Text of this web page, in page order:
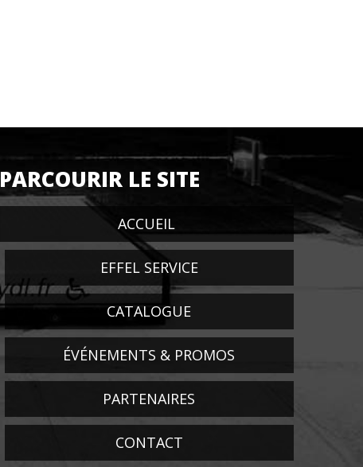
PARCOURIR LE SITE
ACCUEIL
EFFEL SERVICE
CATALOGUE
ÉVÉNEMENTS & PROMOS
PARTENAIRES
CONTACT